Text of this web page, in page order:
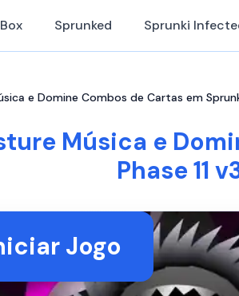
Sprunked Sprunki
e Domine Combos de Cartas em
Música e
Phase 11
Jogo